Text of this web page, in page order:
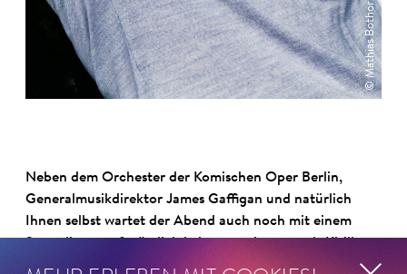
© Mathias Bothor
Neben dem Orchester der Komischen Oper Berlin,
Generalmusikdirektor James Gaffigan und natürlich
Ihnen selbst wartet der Abend auch noch mit einem
Gerstein, der Gershwins Klavierkonzert spielen wird …